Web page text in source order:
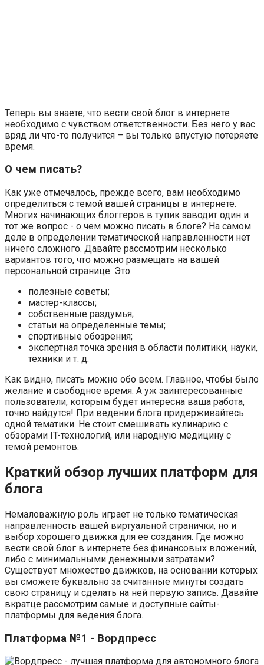
Теперь вы знаете, что вести свой блог в интернете
необходимо с чувством ответственности. Без него у вас
вряд ли что-то получится – вы только впустую потеряете
время.
О чем писать?
Как уже отмечалось, прежде всего, вам необходимо
определиться с темой вашей страницы в интернете.
Многих начинающих блоггеров в тупик заводит один и
тот же вопрос - о чем можно писать в блоге? На самом
деле в определении тематической направленности нет
ничего сложного. Давайте рассмотрим несколько
вариантов того, что можно размещать на вашей
персональной странице. Это:
полезные советы;
мастер-классы;
собственные раздумья;
статьи на определенные темы;
спортивные обозрения;
экспертная точка зрения в области политики, науки,
техники и т. д.
Как видно, писать можно обо всем. Главное, чтобы было
желание и свободное время. А уж заинтересованные
пользователи, которым будет интересна ваша работа,
точно найдутся! При ведении блога придерживайтесь
одной тематики. Не стоит смешивать кулинарию с
обзорами IT-технологий, или народную медицину с
темой ремонтов.
Краткий обзор лучших платформ для
блога
Немаловажную роль играет не только тематическая
направленность вашей виртуальной странички, но и
выбор хорошего движка для ее создания. Где можно
вести свой блог в интернете без финансовых вложений,
либо с минимальными денежными затратами?
Существует множество движков, на основании которых
вы сможете буквально за считанные минуты создать
свою страницу и сделать на ней первую запись. Давайте
вкратце рассмотрим самые и доступные сайты-
платформы для ведения блога.
Платформа №1 - Вордпресс